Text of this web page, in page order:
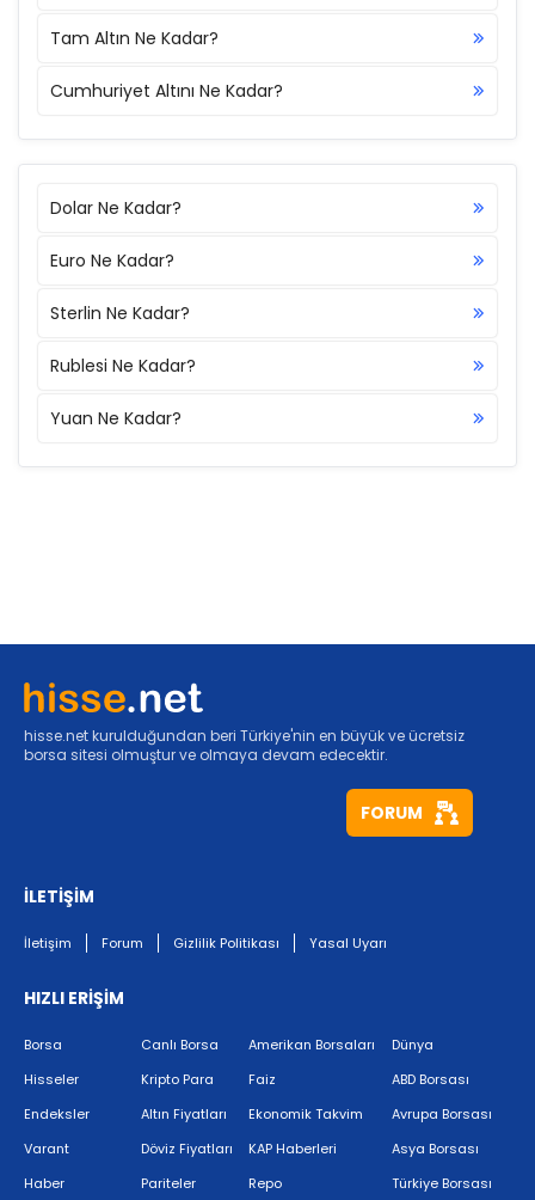
Tam Altın Ne Kadar?
Cumhuriyet Altını Ne Kadar?
Dolar Ne Kadar?
Euro Ne Kadar?
Sterlin Ne Kadar?
Rublesi Ne Kadar?
Yuan Ne Kadar?
hisse.net kurulduğundan beri Türkiye'nin en büyük ve ücretsiz
borsa sitesi olmuştur ve olmaya devam edecektir.
FORUM
İLETİŞİM
İletişim Forum Gizlilik Politikası Yasal Uyarı
HIZLI ERİŞİM
Borsa
Hisseler
Endeksler
Varant
Haber
Canlı Borsa
Kripto Para
Altın Fiyatları
Döviz Fiyatları
Pariteler
Amerikan Borsaları
Faiz
Ekonomik Takvim
KAP Haberleri
Repo
Dünya
ABD Borsası
Avrupa Borsası
Asya Borsası
Türkiye Borsası